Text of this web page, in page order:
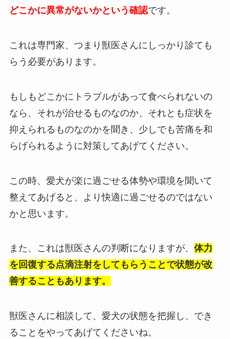
どこかに異常がないかという確認です。
これは専門家、つまり 獣医さんにしっかり診ても
らう必要があります。
もしもどこかにトラブルがあって食べられないの
なら、それが治せるものなのか、それとも症状を
抑えられるものなのかを聞き、少しでも苦痛を和
らげられるように対策してあげてください。
この時、愛犬が楽に過ごせる体勢や環境を聞いて
整えてあげると、より快適に過ごせるのではない
かと思います。
また、これは獣医さんの判断になりますが、 体力
を回復する点滴注射をしてもらうことで状態が改
善することもあります。
獣医さんに相談して、愛犬の状態を把握し、でき
ることをやってあげてくださいね。